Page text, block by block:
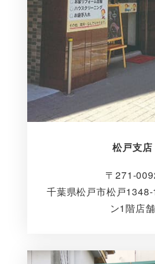
松戸支店
〒271-
千葉県松戸市松戸1348-
ン1階店舗